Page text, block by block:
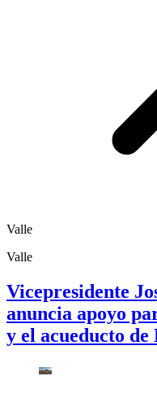
Valle
Valle
Vicepresidente
anuncia apoyo
y el acueducto